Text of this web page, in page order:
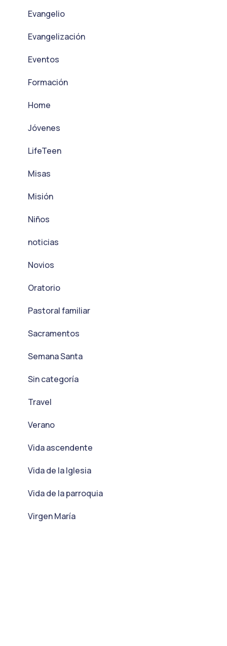
Evangelio
Evangelización
Eventos
Formación
Home
Jóvenes
LifeTeen
Misas
Misión
Niños
noticias
Novios
Oratorio
Pastoral familiar
Sacramentos
Semana Santa
Sin categoría
Travel
Verano
Vida ascendente
Vida de la Iglesia
Vida de la parroquia
Virgen María